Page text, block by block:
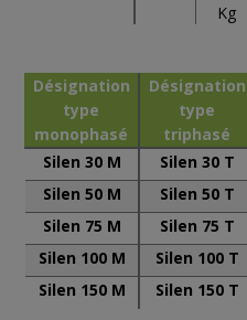
Kg
Désignation
type
monophasé
Désignation
type
triphasé
Silen 30 M
Silen 30 T
Silen 50 M
Silen 50 T
Silen 75 M
Silen 75 T
Silen 100 M
Silen 100 T
Silen 150 M
Silen 150 T